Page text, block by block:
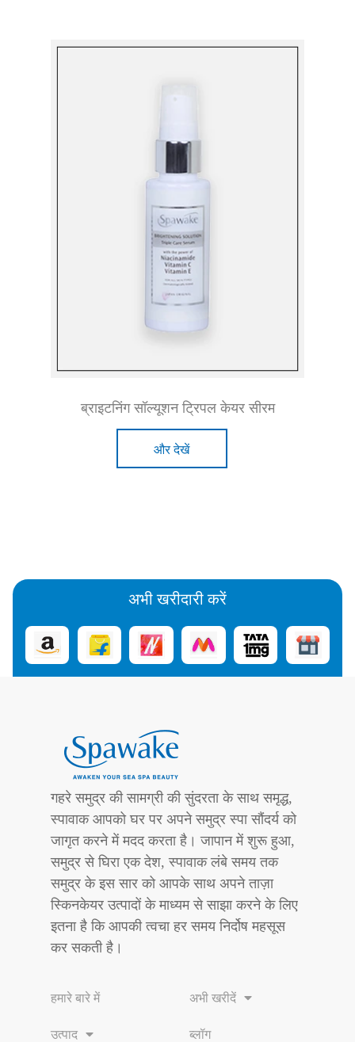
ब्राइटनिंग सॉल्यूशन ट्रिपल केयर सीरम
और देखें
अभी खरीदारी करें
गहरे समुद्र की सामग्री की सुंदरता के साथ समृद्ध,
स्पावाक आपको घर पर अपने समुद्र स्पा सौंदर्य को
जागृत करने में मदद करता है। जापान में शुरू हुआ,
समुद्र से घिरा एक देश, स्पावाक लंबे समय तक
समुद्र के इस सार को आपके साथ अपने ताज़ा
स्किनकेयर उत्पादों के माध्यम से साझा करने के लिए
इतना है कि आपकी त्वचा हर समय निर्दोष महसूस
कर सकती है।
हमारे बारे में
उत्पाद
अभी खरीदें
ब्लॉग